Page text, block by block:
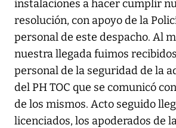
instalaciones a hacer cumplir
resolución, con apoyo de la
personal de este despacho. Al
nuestra llegada fuimos
personal de la seguridad de la
del PH TOC que se comunicó
de los mismos. Acto seguido
licenciados, los apoderados de